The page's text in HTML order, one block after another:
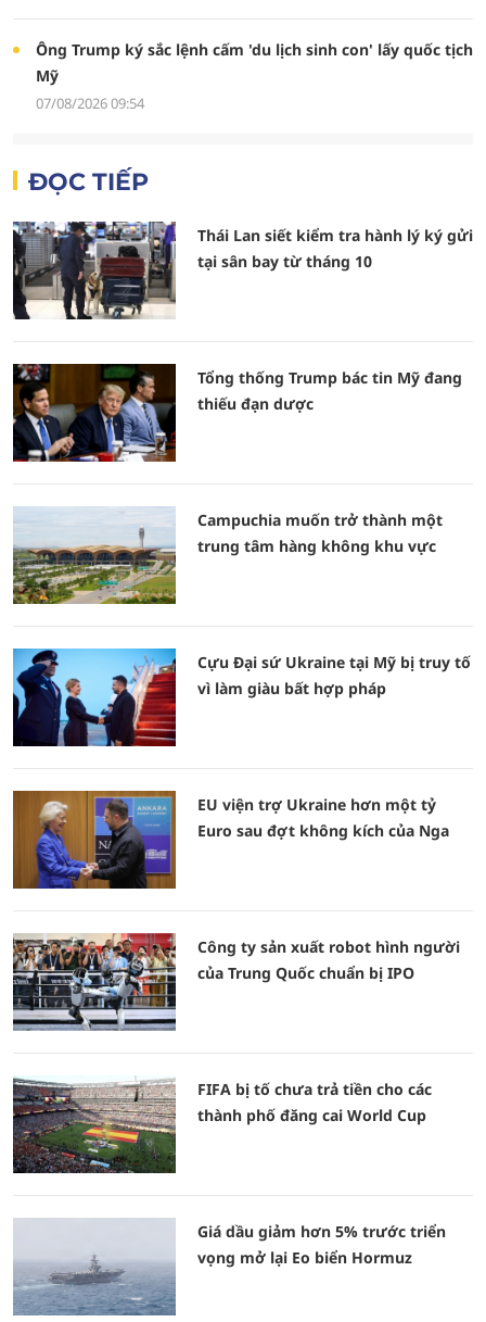
Ông Trump ký sắc lệnh cấm 'du lịch sinh con' lấy quốc tịch
Mỹ
07/08/2026 09:54
ĐỌC TIẾP
Thái Lan siết kiểm tra hành lý ký gửi
tại sân bay từ tháng 10
Tổng thống Trump bác tin Mỹ đang
thiếu đạn dược
Campuchia muốn trở thành một
trung tâm hàng không khu vực
Cựu Đại sứ Ukraine tại Mỹ bị truy tố
vì làm giàu bất hợp pháp
EU viện trợ Ukraine hơn một tỷ
Euro sau đợt không kích của Nga
Công ty sản xuất robot hình người
của Trung Quốc chuẩn bị IPO
FIFA bị tố chưa trả tiền cho các
thành phố đăng cai World Cup
Giá dầu giảm hơn 5% trước triển
vọng mở lại Eo biển Hormuz